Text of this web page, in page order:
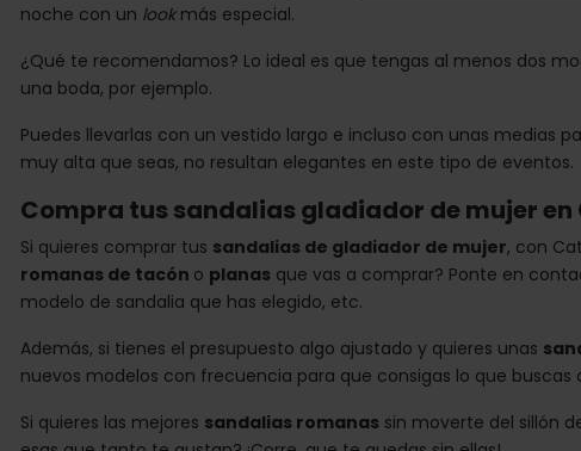
noche con un look más especial.
¿Qué te recomendamos? Lo ideal es que tengas al menos dos
una boda, por ejemplo.
Puedes llevarlas con un vestido largo e incluso con unas medias
muy alta que seas, no resultan elegantes en este tipo de eventos.
Compra tus sandalias gladiador de mujer
Si quieres comprar tus sandalias de gladiador de mujer, con
romanas de tacón o planas que vas a comprar? Ponte en
modelo de sandalia que has elegido, etc.
Además, si tienes el presupuesto algo ajustado y quieres unas
nuevos modelos con frecuencia para que consigas lo que buscas
Si quieres las mejores sandalias romanas sin moverte del sillón